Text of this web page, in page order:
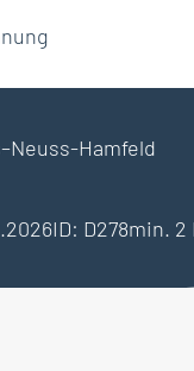
Hamfeld
ID: D278min. 2